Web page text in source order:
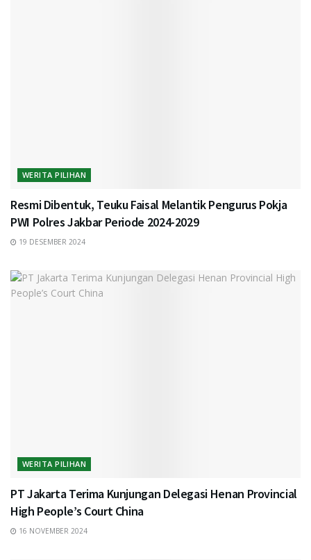
WERITA PILIHAN
Resmi Dibentuk, Teuku Faisal Melantik Pengurus Pokja
PWI Polres Jakbar Periode 2024-2029
19 DESEMBER 2024
WERITA PILIHAN
PT Jakarta Terima Kunjungan Delegasi Henan Provincial
High People’s Court China
16 NOVEMBER 2024